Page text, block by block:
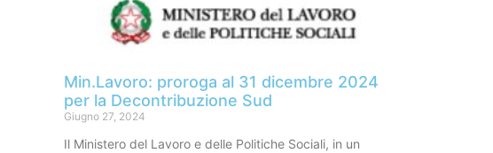
Min.Lavoro: proroga al 31 dicembre 2024
per la Decontribuzione Sud
Giugno 27, 2024
Il Ministero del Lavoro e delle Politiche Sociali, in un